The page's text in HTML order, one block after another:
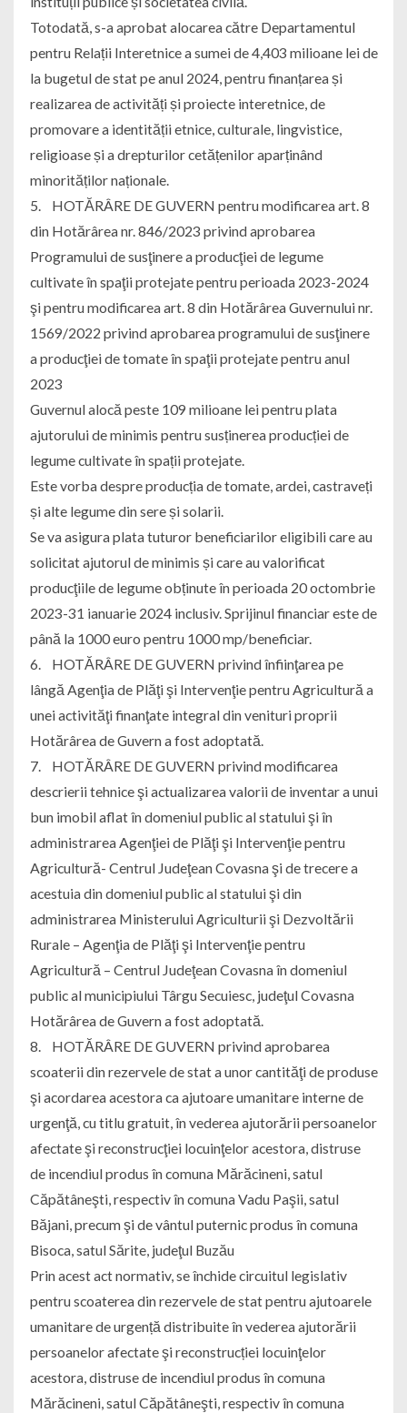
Totodată, s-a aprobat alocarea către Departamentul
pentru Relații Interetnice a sumei de 4,403 milioane lei de
la bugetul de stat pe anul 2024, pentru finanțarea și
realizarea de activități și proiecte interetnice, de
promovare a identității etnice, culturale, lingvistice,
religioase și a drepturilor cetățenilor aparținând
minorităților naționale.
5. HOTĂRÂRE DE GUVERN pentru modificarea art. 8
din Hotărârea nr. 846/2023 privind aprobarea
Programului de susţinere a producţiei de legume
cultivate în spaţii protejate pentru perioada 2023-2024
şi pentru modificarea art. 8 din Hotărârea Guvernului nr.
1569/2022 privind aprobarea programului de susţinere
a producţiei de tomate în spaţii protejate pentru anul
2023
Guvernul alocă peste 109 milioane lei pentru plata
ajutorului de minimis pentru susținerea producției de
legume cultivate în spații protejate.
Este vorba despre producția de tomate, ardei, castraveți
și alte legume din sere și solarii.
Se va asigura plata tuturor beneficiarilor eligibili care au
solicitat ajutorul de minimis și care au valorificat
producţiile de legume obținute în perioada 20 octombrie
2023-31 ianuarie 2024 inclusiv. Sprijinul financiar este de
până la 1000 euro pentru 1000 mp/beneficiar.
6. HOTĂRÂRE DE GUVERN privind înfiinţarea pe
lângă Agenţia de Plăţi şi Intervenţie pentru Agricultură a
unei activităţi finanţate integral din venituri proprii
Hotărârea de Guvern a fost adoptată.
7. HOTĂRÂRE DE GUVERN privind modificarea
descrierii tehnice şi actualizarea valorii de inventar a unui
bun imobil aflat în domeniul public al statului şi în
administrarea Agenţiei de Plăţi şi Intervenţie pentru
Agricultură- Centrul Judeţean Covasna şi de trecere a
acestuia din domeniul public al statului şi din
administrarea Ministerului Agriculturii şi Dezvoltării
Rurale – Agenţia de Plăţi şi Intervenţie pentru
Agricultură – Centrul Judeţean Covasna în domeniul
public al municipiului Târgu Secuiesc, judeţul Covasna
Hotărârea de Guvern a fost adoptată.
8. HOTĂRÂRE DE GUVERN privind aprobarea
scoaterii din rezervele de stat a unor cantităţi de produse
şi acordarea acestora ca ajutoare umanitare interne de
urgenţă, cu titlu gratuit, în vederea ajutorării persoanelor
afectate şi reconstrucţiei locuinţelor acestora, distruse
de incendiul produs în comuna Mărăcineni, satul
Căpătâneşti, respectiv în comuna Vadu Paşii, satul
Băjani, precum şi de vântul puternic produs în comuna
Bisoca, satul Sărite, judeţul Buzău
Prin acest act normativ, se închide circuitul legislativ
pentru scoaterea din rezervele de stat pentru ajutoarele
umanitare de urgență distribuite în vederea ajutorării
persoanelor afectate şi reconstrucției locuinţelor
acestora, distruse de incendiul produs în comuna
Mărăcineni, satul Căpătâneşti, respectiv în comuna